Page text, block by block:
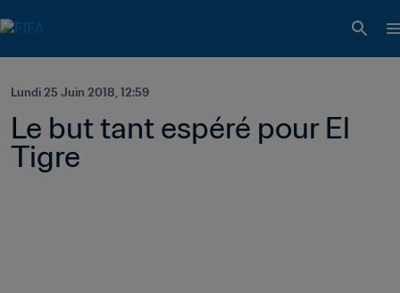
Lundi 25 Juin 2018, 12:59
Le but tant espéré pour El
Tigre